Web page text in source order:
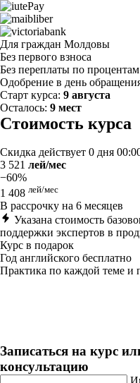
Для граждан Молдовы
Без первого взноса
Без переплаты по процентам
Одобрение в день
Старт курса: 9 августа
Осталось: 9 мест
Стоимость курса
Скидка действует 0 дня
3 521 лей/мес
−60%
1 408 лей/мес
В рассрочку на 6 месяцев
Указана стоимость
поддержки экспертов в
Курс в подарок
Год английского бесплатно
Практика по каждой теме и
Записаться на курс
консультацию